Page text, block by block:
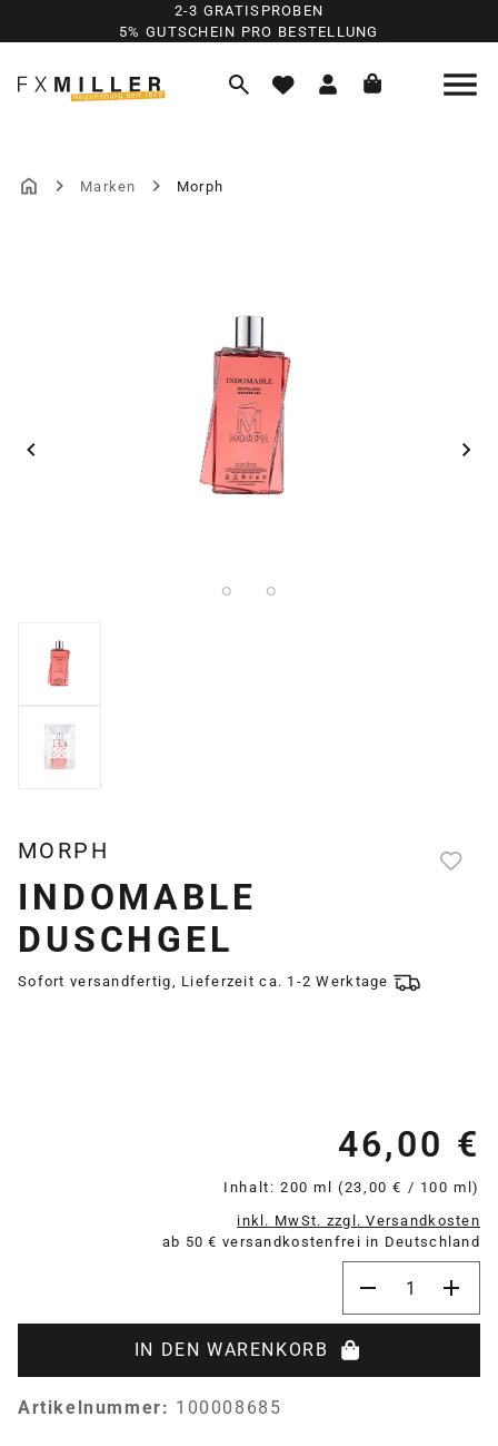
Zum Hauptinhalt springen
2-3 GRATISPROBEN
5% GUTSCHEIN PRO BESTELLUNG
Marken Morph
MORPH
INDOMABLE
DUSCHGEL
Sofort versandfertig, Lieferzeit ca. 1-2 Werktage
46,00 €
Inhalt: 200 ml(23,00 € / 100 ml)
inkl. MwSt. zzgl. Versandkosten
ab 50 € versandkostenfrei in Deutschland
IN DEN WARENKORB
Artikelnummer: 100008685